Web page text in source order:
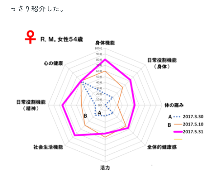
っさり紹介した。